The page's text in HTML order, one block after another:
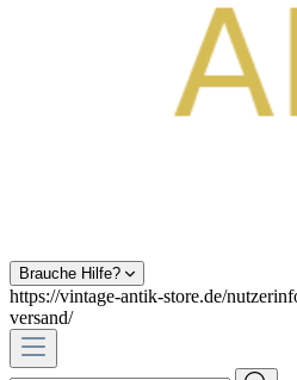
Brauche Hilfe?
https://vintage-antik-store.de/
versand/